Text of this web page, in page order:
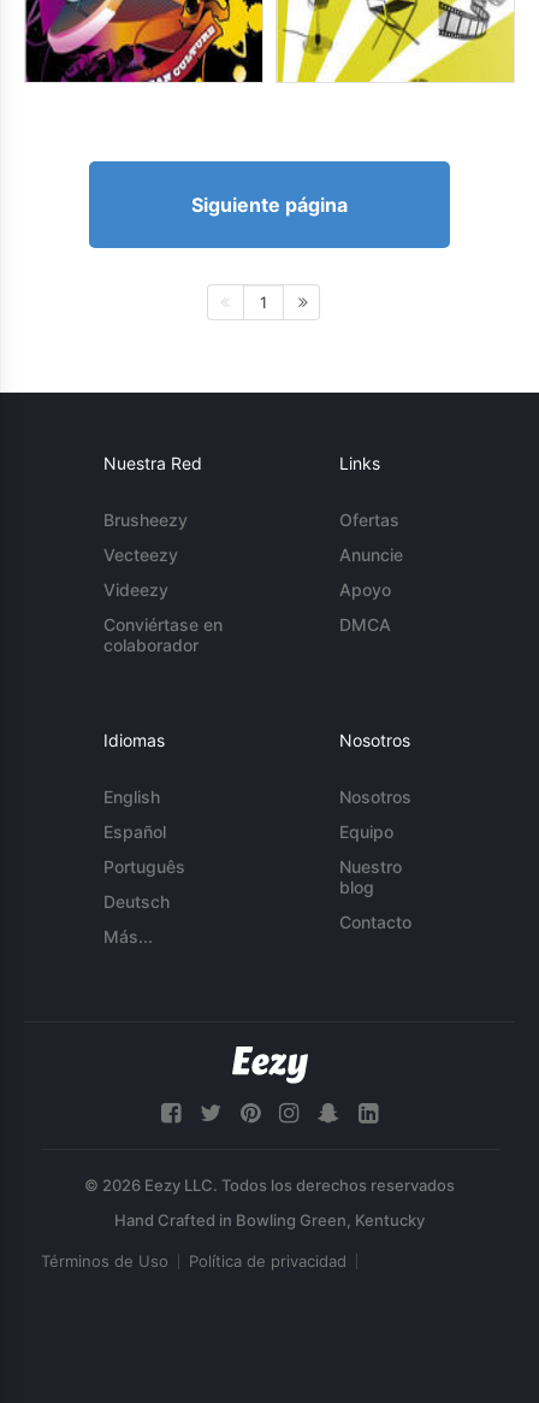
Siguiente página
1
Nuestra Red
Brusheezy
Vecteezy
Videezy
Conviértase en
colaborador
Links
Ofertas
Anuncie
Apoyo
DMCA
Idiomas
English
Español
Português
Deutsch
Más...
Nosotros
Nosotros
Equipo
Nuestro
blog
Contacto
© 2026 Eezy LLC. Todos los derechos reservados
Términos de Uso Política de privacidad